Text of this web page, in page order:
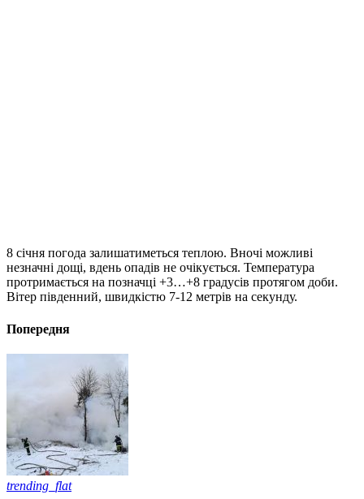
8 січня погода залишатиметься теплою. Вночі можливі
незначні дощі, вдень опадів не очікується. Температура
протримається на позначці +3…+8 градусів протягом доби.
Вітер південний, швидкістю 7-12 метрів на секунду.
Попередня
trending_flat